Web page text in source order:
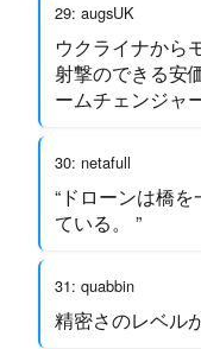
29: augsUK
ウクライナから
射撃のできる安
ームチェンジャ
30: netafull
“ドローンは橋
ている。 ”
31: quabbin
精密さのレベル